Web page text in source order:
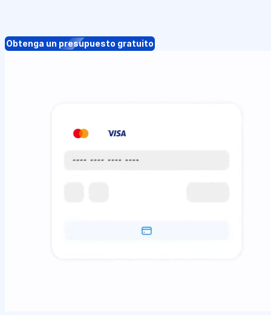
Obtenga un presupuesto gratuito